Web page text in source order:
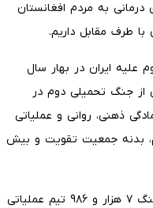
درمانی به مردم افغانستان
طرف مقابل داریم.
علیه ایران در بهار سال
از جنگ تحمیلی دوم در
ذهنی، روانی و عملیاتی
بدنه جمعیت تقویت و بیش
بر اساس آمار ارائه‌شده، در جریان این جنگ ۷ هزار و ۹۸۶ تیم عملیاتی